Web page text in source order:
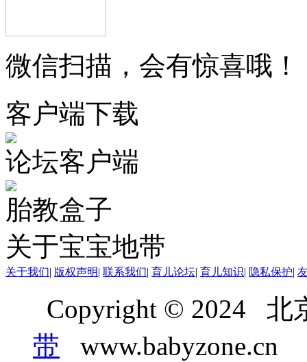
微信扫描，会有惊喜哦！
客户端下载
论坛客户端
胎教盒子
关于宝宝地带
关于我们| 版权声明| 联系我们| 育儿论坛| 育儿知识| 隐私保护|
Copyright © 2024
带 www.babyzone.cn